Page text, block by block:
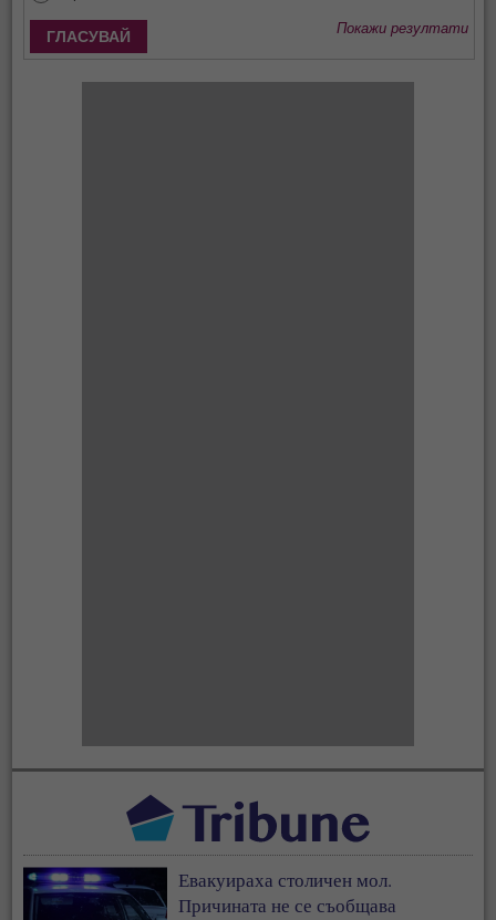
Покажи резултати
Евакуираха столичен мол.
Причината не се съобщава